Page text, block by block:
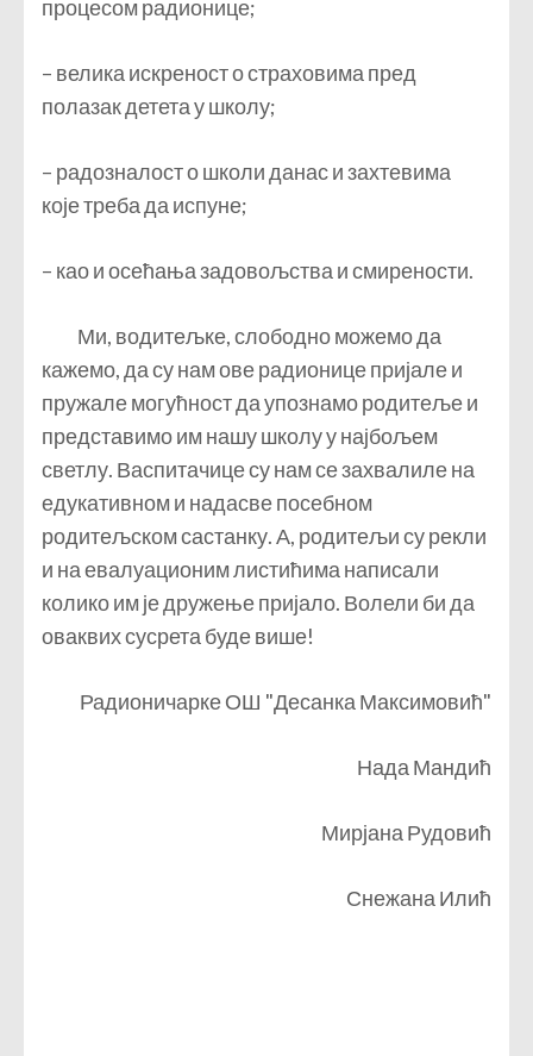
процесом радионице;
– велика искреност о страховима пред
полазак детета у школу;
– радозналост о школи данас и захтевима
које треба да испуне;
– као и осећања задовољства и смирености.
Ми, водитељке, слободно можемо да
кажемо, да су нам ове радионице пријале и
пружале могућност да упознамо родитеље и
представимо им нашу школу у најбољем
светлу. Васпитачице су нам се захвалиле на
едукативном и надасве посебном
родитељском састанку. А, родитељи су рекли
и на евалуационим листићима написали
колико им је дружење пријало. Волели би да
оваквих сусрета буде више!
Радионичарке ОШ "Десанка Максимовић"
Нада Мандић
Мирјана Рудовић
Снежана Илић